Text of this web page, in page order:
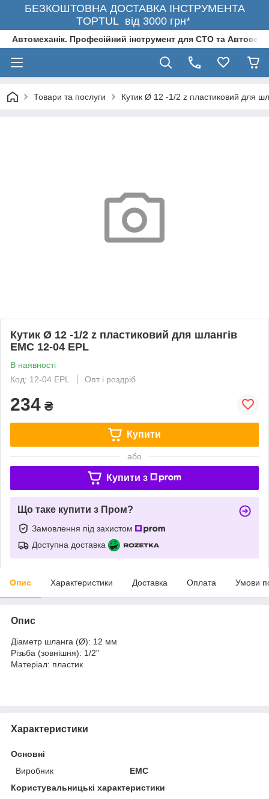
БЕЗКОШТОВНА ДОСТАВКА ІНСТРУМЕНТА
TOPTUL від 3000 грн*
Автомеханік. Професійний інструмент для СТО та
Товари та послуги Кутик Ø 12 -1/2 z пластиковий для
Кутик Ø 12 -1/2 z пластиковий для шлангів
EMC 12-04 EPL
В наявності
Код: 12-04 EPL
Опт і роздріб
234 ₴
Купити
або
Купити з
Що таке купити з Пром?
Замовлення під захистом
Доступна доставка
Опис Характеристики Доставка Оплата Умови
Опис
Діаметр шланга (Ø): 12 мм
Різьба (зовнішня): 1/2"
Матеріал: пластик
Характеристики
Основні
Виробник
EMC
Користувальницькі характеристики